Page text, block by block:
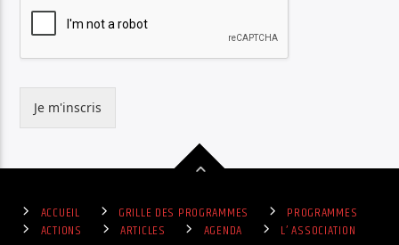
Je m'inscris
ACCUEIL GRILLE DES PROGRAMMES
PROGRAMMES
ACTIONS
ARTICLES AGENDA L’ ASSOCIATION